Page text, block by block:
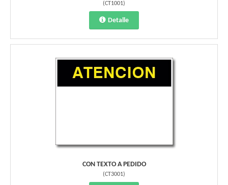
(CT1001)
Detalle
CON TEXTO A PEDIDO
(CT3001)